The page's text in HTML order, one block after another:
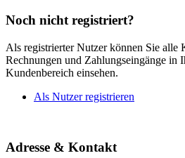
Noch nicht registriert?
Als registrierter Nutzer können Sie alle
Rechnungen und Zahlungseingänge in
Kundenbereich einsehen.
Als Nutzer registrieren
Adresse & Kontakt